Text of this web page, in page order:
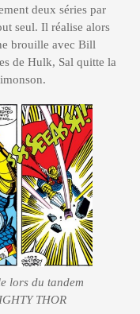
deux séries par
seul. Il réalise alors
brouille avec Bill
de Hulk, Sal quitte la
lors du tandem
THOR